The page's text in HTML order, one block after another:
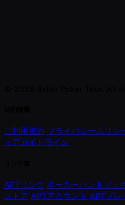
ご利用規約 プライバシーポリシ
ィアガイドライン
APTリンク ポーカーハンドブッ
ストア APTアカウント APTプレ